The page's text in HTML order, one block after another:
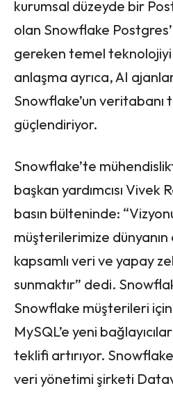
kurumsal düzeyde bir
olan Snowflake
gereken temel
anlaşma ayrıca, AI
Snowflake’un
güçlendiriyor.
Snowflake’te
başkan yardımcısı Vivek
basın bülteninde:
müşterilerimize
kapsamlı veri ve yapay
sunmaktır” dedi.
Snowflake müşterileri
MySQL’e yeni
teklifi artırıyor.
veri yönetimi şirketi